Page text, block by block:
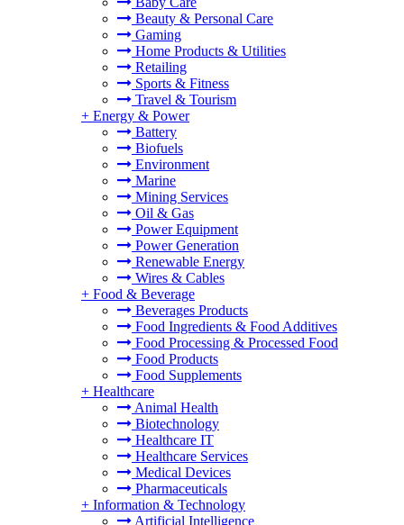
Beauty & Personal Care
Gaming
Home Products & Utilities
Retailing
Sports & Fitness
Travel & Tourism
+ Energy & Power
Battery
Biofuels
Environment
Marine
Mining Services
Oil & Gas
Power Equipment
Power Generation
Renewable Energy
Wires & Cables
+ Food & Beverage
Beverages Products
Food Ingredients & Food Additives
Food Processing & Processed Food
Food Products
Food Supplements
+ Healthcare
Animal Health
Biotechnology
Healthcare IT
Healthcare Services
Medical Devices
Pharmaceuticals
+ Information & Technology
Artificial Intelligence